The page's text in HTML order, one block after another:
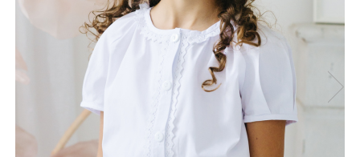
Tenisi